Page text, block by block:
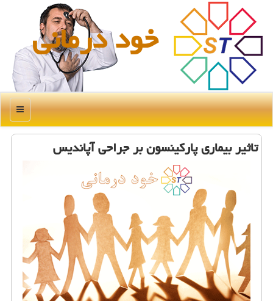
خود درمانی
منو
تاثیر بیماری پاركینسون بر جراحی آپاندیس